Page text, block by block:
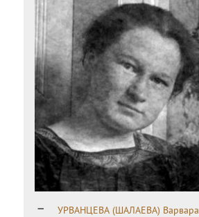
УРВАНЦЕВА (ШАЛАЕВА) Варвара